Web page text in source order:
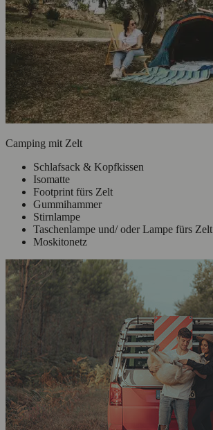
Camping mit Zelt
Schlafsack & Kopfkissen
Isomatte
Footprint fürs Zelt
Gummihammer
Stirnlampe
Taschenlampe und/ oder Lampe fürs Zelt
Moskitonetz